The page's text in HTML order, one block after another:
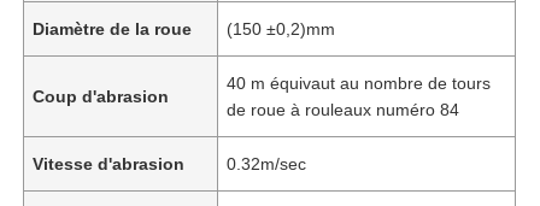
Diamètre de la roue (150 ±0,2)mm
Coup d'abrasion
40 m équivaut au nombre de tours
de roue à rouleaux numéro 84
Vitesse d'abrasion 0.32m/sec